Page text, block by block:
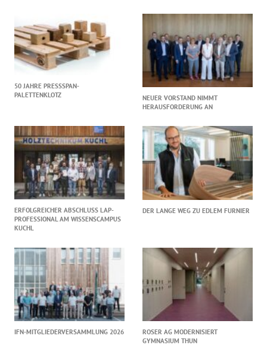
50 JAHRE PRESSSPAN-
PALETTENKLOTZ
NEUER VORSTAND NIMMT
HERAUSFORDERUNG AN
ERFOLGREICHER ABSCHLUSS LAP-
PROFESSIONAL AM WISSENSCAMPUS
KUCHL
DER LANGE WEG ZU EDLEM FURNIER
IFN-MITGLIEDERVERSAMMLUNG 2026
ROSER AG MODERNISIERT
GYMNASIUM THUN